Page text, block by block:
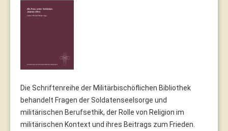
Die Schriftenreihe der Militärbischöflichen Bibliothek
behandelt Fragen der Soldatenseelsorge und
militärischen Berufsethik, der Rolle von Religion im
militärischen Kontext und ihres Beitrags zum Frieden.